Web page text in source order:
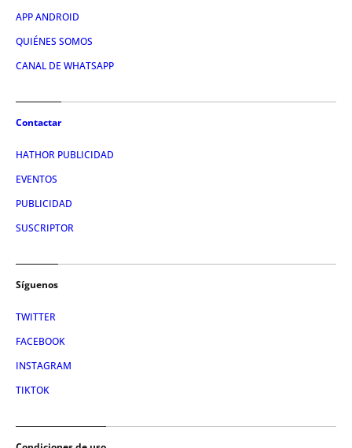
APP ANDROID
QUIÉNES SOMOS
CANAL DE WHATSAPP
Contactar
HATHOR PUBLICIDAD
EVENTOS
PUBLICIDAD
SUSCRIPTOR
Síguenos
TWITTER
FACEBOOK
INSTAGRAM
TIKTOK